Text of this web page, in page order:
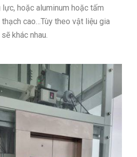
hoặc aluminum hoặc tấm
cao…Tùy theo vật liệu gia
khác nhau.